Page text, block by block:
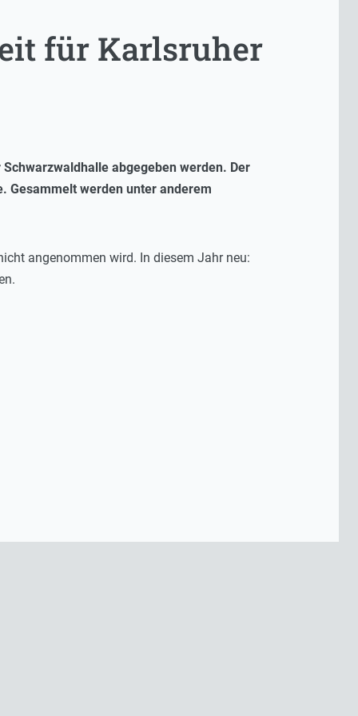
für Karlsruher
abgegeben werden. Der
Gesammelt werden unter anderem
angenommen wird. In diesem Jahr neu: